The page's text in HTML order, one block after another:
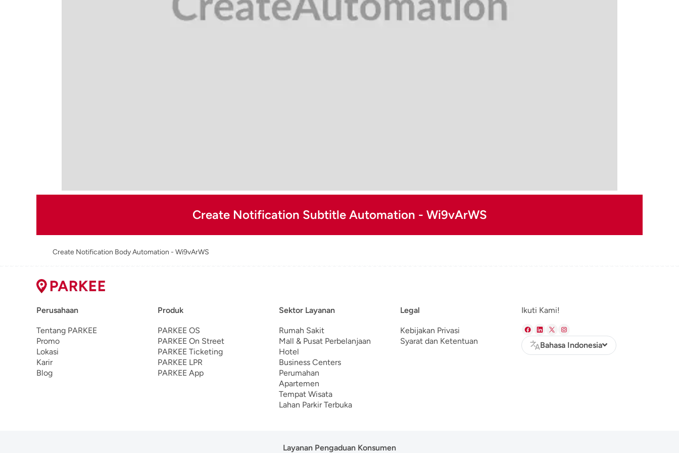
Create Notification Subtitle Automation - Wi9vArWS
Create Notification Body Automation - Wi9vArWS
Perusahaan
Tentang PARKEE
Promo
Lokasi
Karir
Blog
Produk
PARKEE OS
PARKEE On Street
PARKEE Ticketing
PARKEE LPR
PARKEE App
Sektor Layanan
Rumah Sakit
Mall & Pusat Perbelanjaan
Hotel
Business Centers
Perumahan
Apartemen
Tempat Wisata
Lahan Parkir Terbuka
Legal
Kebijakan Privasi
Syarat dan Ketentuan
Ikuti Kami!
Bahasa Indonesia
Layanan Pengaduan Konsumen